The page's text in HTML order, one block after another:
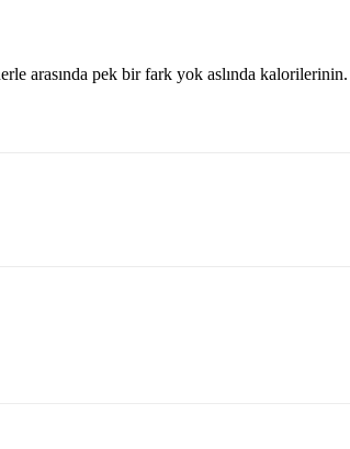
arasında pek bir fark yok aslında